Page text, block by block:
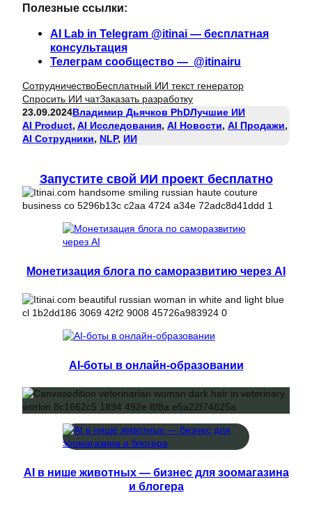
Полезные ссылки:
AI Lab in Telegram @itinai — бесплатная
консультация
Телеграм сообщество — @itinairu
СотрудничествоБесплатный ИИ текст генератор
Спросить ИИ чатЗаказать разработку
23.09.2024Владимир Дьячков PhDЛучшие ИИ
AI Product, AI Исследования, AI Новости, AI Продажи
AI Сотрудники, NLP, ИИ
Запустите свой ИИ проект бесплатно
Монетизация блога по саморазвитию через AI
AI-боты в онлайн-образовании
AI в нише животных — бизнес для зоомагазина
и блогера